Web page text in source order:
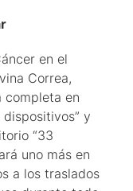
en el
Correa,
completa en
y
“33
uno más en
a los traslados